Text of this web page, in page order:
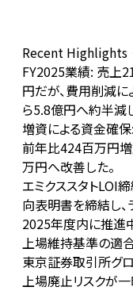
Recent Highlights
FY2025業績: 売上
円だが、費用削減
ら5.8億円へ約半減
増資による資金確
前年比424百万円増
万円へ改善した。
エミクススタトLOI
向表明書を締結し
2025年度内に推進
上場維持基準の適
東京証券取引所グ
上場廃止リスクが一